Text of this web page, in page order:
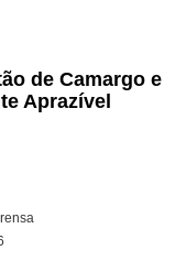
de Camargo e
Aprazível